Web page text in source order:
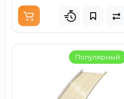
Популярный